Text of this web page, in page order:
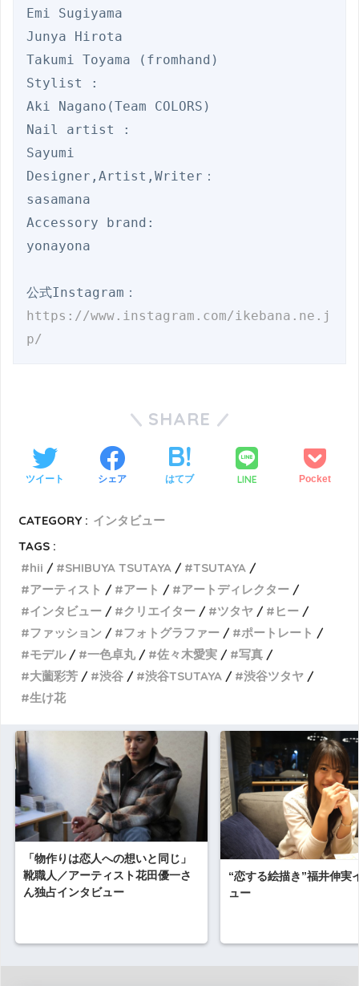
Emi Sugiyama
Junya Hirota
Takumi Toyama (fromhand)
Stylist :
Aki Nagano(Team COLORS)
Nail artist :
Sayumi
Designer,Artist,Writer：
sasamana
Accessory brand:
yonayona
公式Instagram：
https://www.instagram.com/ikebana.ne.j
p/
SHARE
ツイート シェア はてブ LINE Pocket
CATEGORY : インタビュー
TAGS :
hii
SHIBUYA TSUTAYA
TSUTAYA
アーティスト
アート
アートディレクター
インタビュー
クリエイター ツタヤ
ヒー
ファッション
フォトグラファー
ポートレート
モデル
一色卓丸 佐々木愛実
写真
大薗彩芳
渋谷 渋谷TSUTAYA
渋谷ツタヤ
生け花
「物作りは恋人への想いと同じ」
靴職人／アーティスト花田優一さ
ん独占インタビュー
“恋する絵描き”福井伸実
ュー